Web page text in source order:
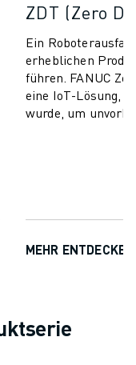
ZDT (Zero
Ein
erheblichen
führen. FANUC
eine IoT-Lösung,
wurde, um
MEHR ENTDECKEN